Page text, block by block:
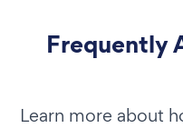
Frequently
Learn more about